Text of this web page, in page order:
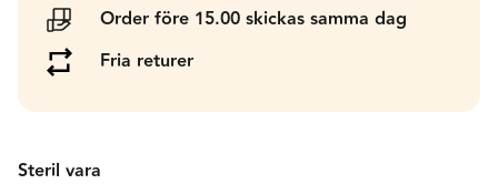
Order före 15.00 skickas samma dag
Fria returer
Steril vara